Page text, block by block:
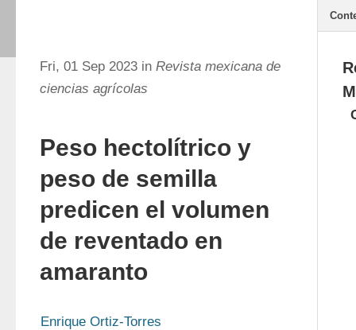
Fri, 01 Sep 2023 in Revista mexicana de
ciencias agrícolas
Peso hectolítrico y
peso de semilla
predicen el volumen
de reventado en
amaranto
Enrique Ortiz-Torres